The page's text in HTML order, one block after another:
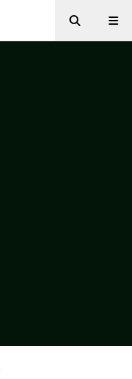
Zoeken